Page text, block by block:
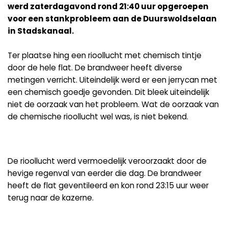
werd zaterdagavond rond 21:40 uur opgeroepen
voor een stankprobleem aan de Duurswoldselaan
in Stadskanaal.
Ter plaatse hing een rioollucht met chemisch tintje
door de hele flat. De brandweer heeft diverse
metingen verricht. Uiteindelijk werd er een jerrycan met
een chemisch goedje gevonden. Dit bleek uiteindelijk
niet de oorzaak van het probleem. Wat de oorzaak van
de chemische rioollucht wel was, is niet bekend.
De rioollucht werd vermoedelijk veroorzaakt door de
hevige regenval van eerder die dag. De brandweer
heeft de flat geventileerd en kon rond 23:15 uur weer
terug naar de kazerne.